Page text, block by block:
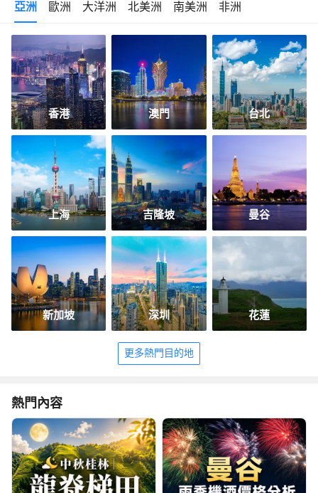
亞洲 歐洲 大洋洲 北美洲 南美洲 非洲
香港 澳門 台北
上海 吉隆坡 曼谷
新加坡 深圳 花蓮
更多熱門目的地
熱門內容